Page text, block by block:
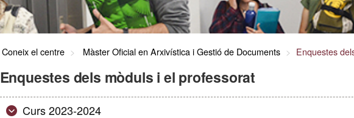
Coneix el centre Màster Oficial en Arxivística i Gestió de Documents Enquestes
Enquestes dels mòduls i el professorat
Curs 2023-2024